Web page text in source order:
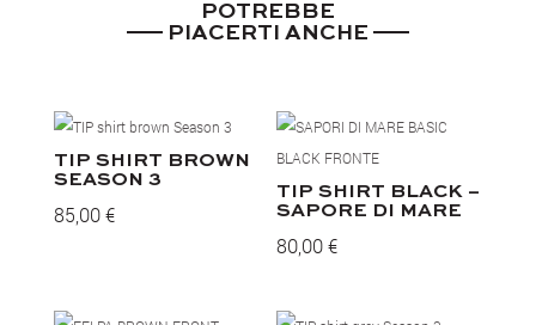
POTREBBE
PIACERTI ANCHE
TIP SHIRT BROWN
SEASON 3
85,00€
TIP SHIRT BLACK –
SAPORE DI MARE
80,00€